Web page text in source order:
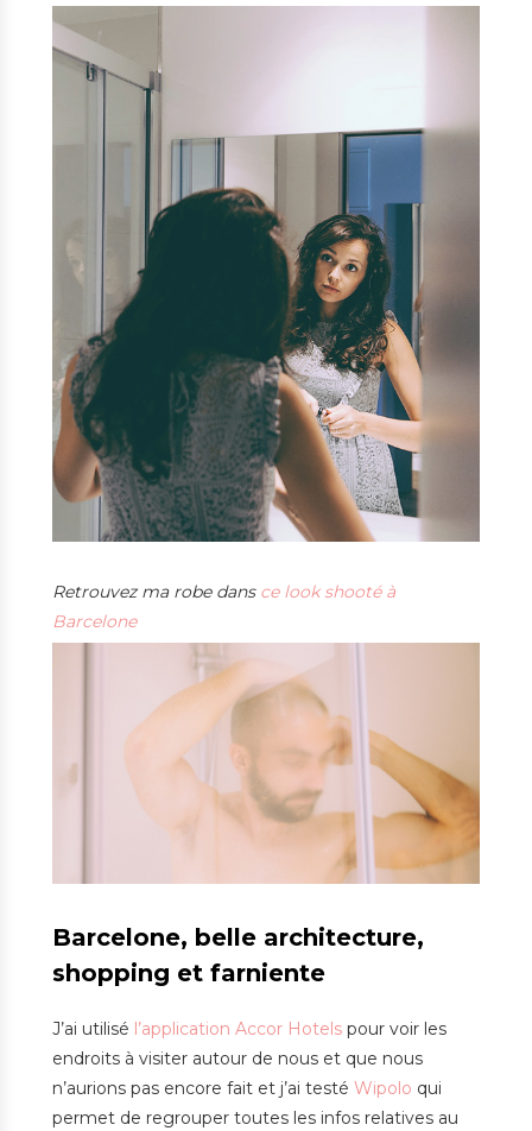
Retrouvez ma robe dans ce look shooté à
Barcelone
Barcelone, belle architecture,
shopping et farniente
J’ai utilisé l’application Accor Hotels pour voir les
endroits à visiter autour de nous et que nous
n’aurions pas encore fait et j’ai testé Wipolo qui
permet de regrouper toutes les infos relatives au